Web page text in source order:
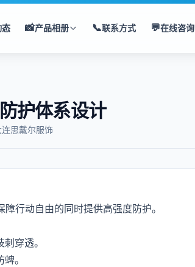
态 📸产品相册 📞联系方式 💬在线咨询
护体系设计
思戴尔服饰
行动自由的同时提供高强度防护。
穿透。
。